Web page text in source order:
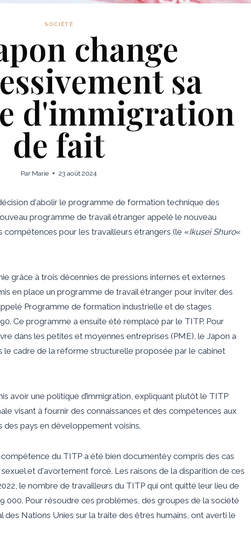
SOCIÉTÉ
change
sa
d'immigration
de fait
Par Marie 23 août 2024
d'abolir le programme de formation technique des
programme de travail étranger appelé le nouveau
pour les travailleurs étrangers (le «Ikusei Shuro«
grâce à trois décennies de pressions internes et externes
en place un programme de travail étranger pour inviter des
Programme de formation industrielle et de stages
Ce programme a ensuite été remplacé par le TITP. Pour
dans les petites et moyennes entreprises (PME), le Japon a
le cadre de la réforme structurelle proposée par le cabinet
avoir une politique d’immigration, expliquant plutôt le TITP
visant à fournir des connaissances et des compétences aux
pays en développement voisins.
compétence du TITP a été bien documentéy compris des cas
et d'avortement forcé. Les raisons de la disparition de ces
le nombre de travailleurs du TITP qui ont quitté leur lieu de
000. Pour résoudre ces problèmes, des groupes de la société
des Nations Unies sur la traite des êtres humains, ont averti le